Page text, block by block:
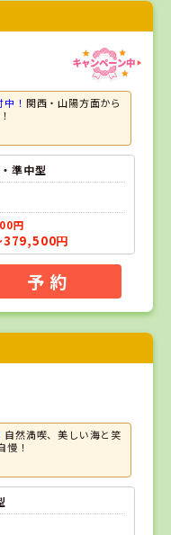
！ 関西・山陽方面から
準中型
円
379,500円
予 約
自然満喫、美しい海と笑
慢！